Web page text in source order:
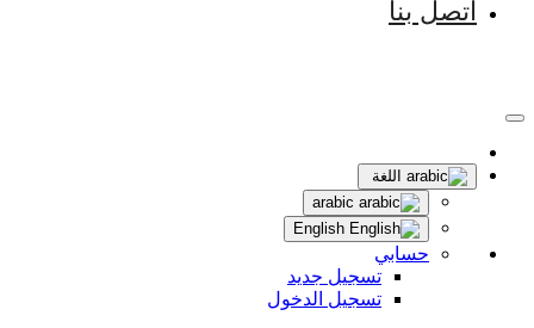
اتصل بنا
اللغة
حسابي
تسجيل جديد
تسجيل الدخول